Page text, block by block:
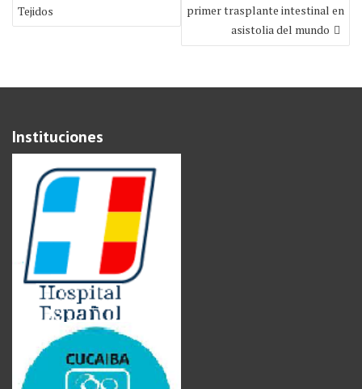
Tejidos
primer trasplante intestinal en
asistolia del mundo
Instituciones